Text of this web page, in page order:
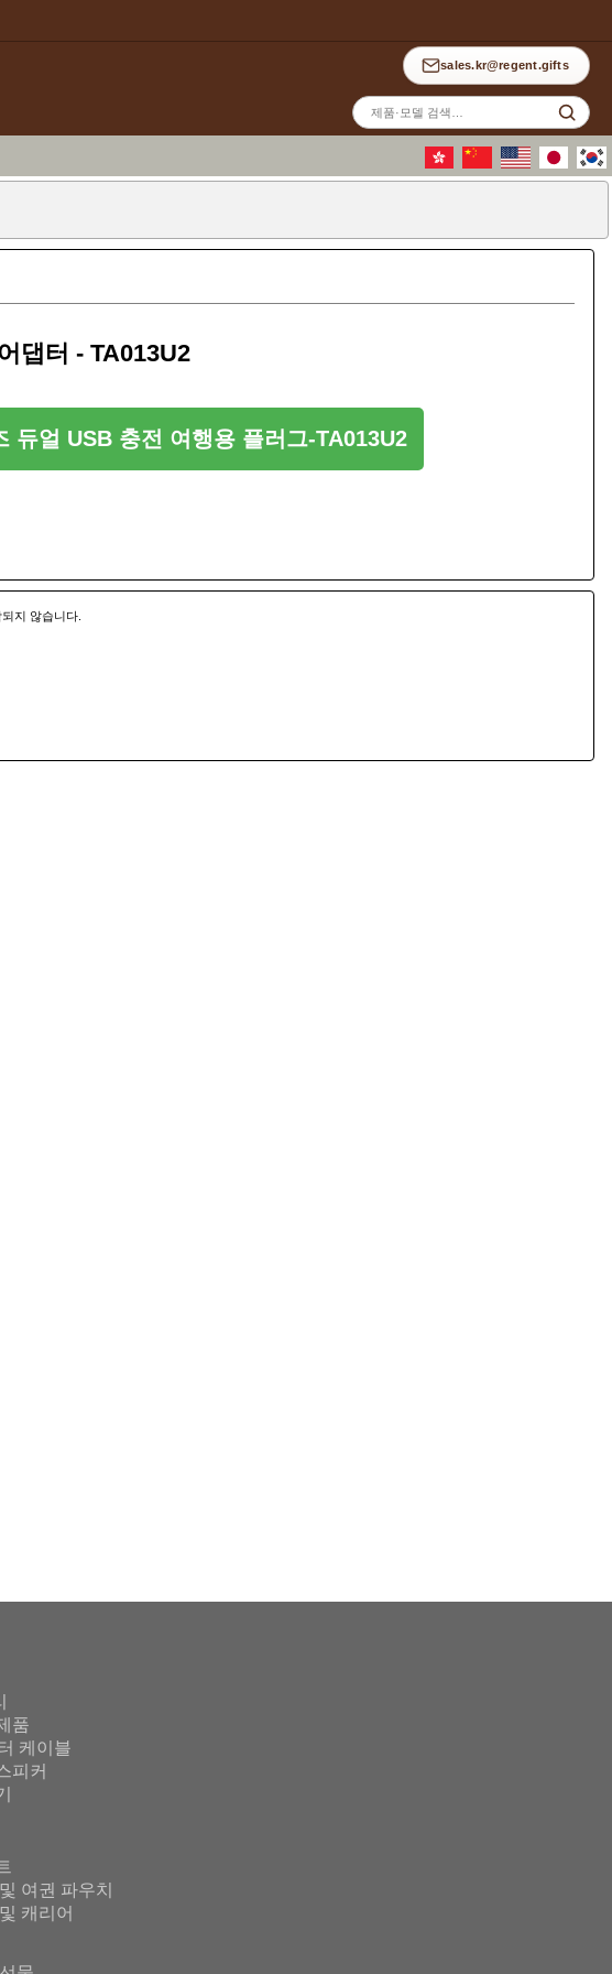
sales.kr@regent.gifts
사
이
트
검
색
댑터 - TA013U2
듀얼 USB 충전 여행용 플러그-TA013U2
지 않습니다.
품
케이블
피커
여권 파우치
캐리어